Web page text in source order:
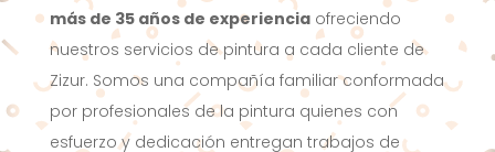
más de 35 años de experienciaofreciendo
nuestros servicios de pintura a cada cliente de
Zizur. Somos una compañía familiar conformada
por profesionales de la pintura quienes con
esfuerzo y dedicación entregan trabajos de